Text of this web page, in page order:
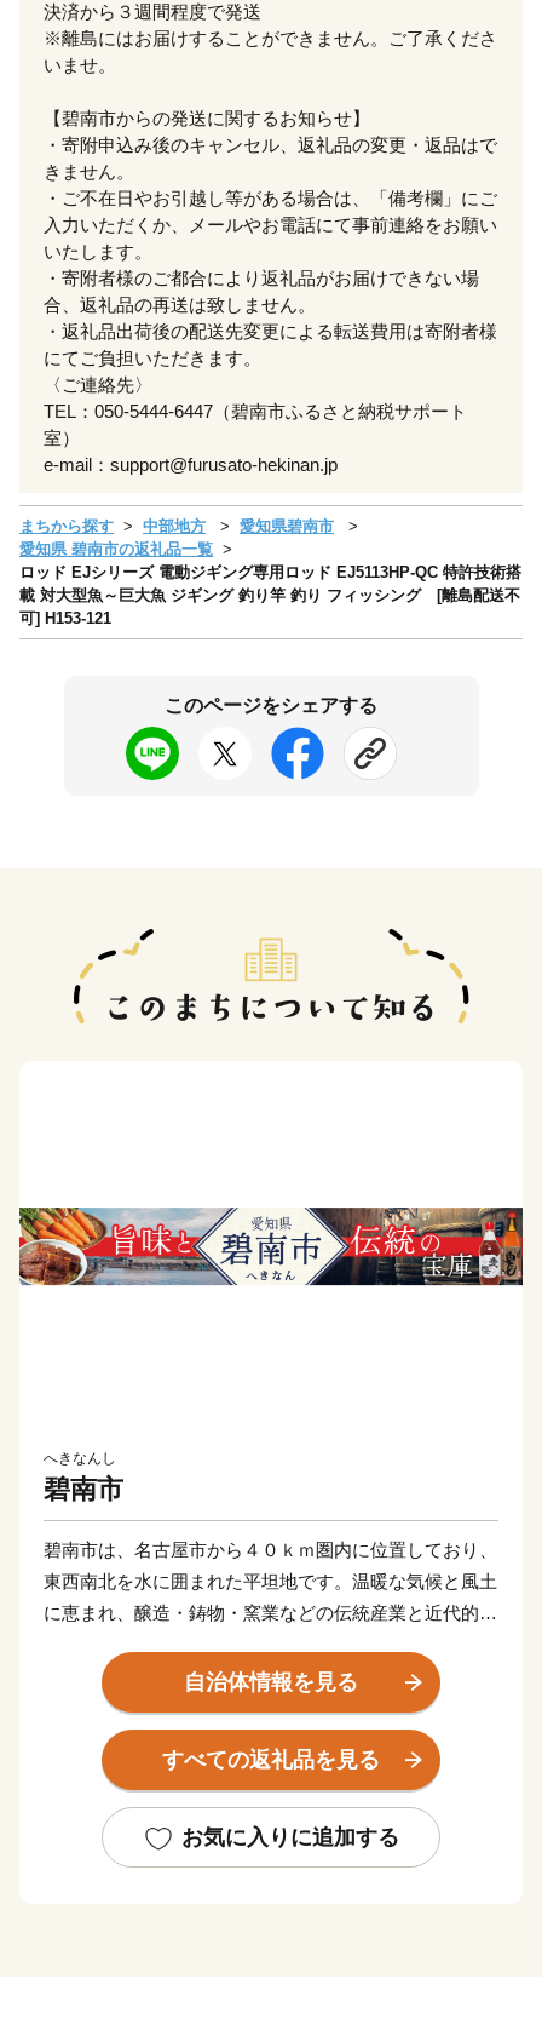
決済から３週間程度で発送
※離島にはお届けすることができません。ご了承くださ
いませ。
【碧南市からの発送に関するお知らせ】
・寄附申込み後のキャンセル、返礼品の変更・返品はで
きません。
・ご不在日やお引越し等がある場合は、「備考欄」にご
入力いただくか、メールやお電話にて事前連絡をお願い
いたします。
・寄附者様のご都合により返礼品がお届けできない場
合、返礼品の再送は致しません。
・返礼品出荷後の配送先変更による転送費用は寄附者様
にてご負担いただきます。
〈ご連絡先〉
TEL：050-5444-6447（碧南市ふるさと納税サポート
室）
e-mail：support@furusato-hekinan.jp
まちから探す 中部地方
愛知県碧南市
愛知県 碧南市の返礼品一覧
ロッド EJシリーズ 電動ジギング専用ロッド EJ5113HP-QC 特許技術搭
載 対大型魚～巨大魚 ジギング 釣り竿 釣り フィッシング [離島配送不
可] H153-121
このページをシェアする
へきなんし
碧南市
碧南市は、名古屋市から４０ｋｍ圏内に位置しており、
東西南北を水に囲まれた平坦地です。温暖な気候と風土
に恵まれ、醸造・鋳物・窯業などの伝統産業と近代的な
と調和のとれた産業構造となっています。
自治体情報を見る
すべての返礼品を見る
お気に入りに追加する